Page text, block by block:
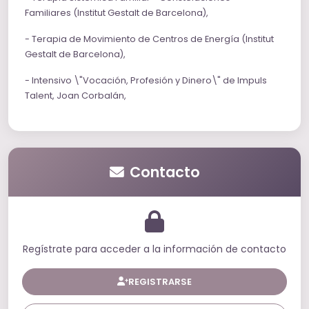
adicciones, enfermedades, quiebras económicas,
separaciones.
Perturbaciones en el sentido de pertenencia:
sentir que “no encajo” o “no tengo lugar”.
orientación vocacional.
Reconciliación con la historia personal y
Familiares (Institut Gestalt de Barcelona),
- Terapia de Movimiento de Centros de Energía (Institut
Gestalt de Barcelona),
- Intensivo \"Vocación, Profesión y Dinero\" de Impuls
Talent, Joan Corbalán,
Contacto
Regístrate para acceder a la información de contacto
REGISTRARSE